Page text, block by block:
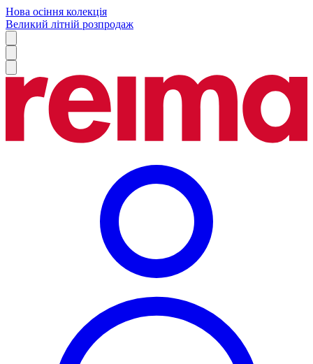
Нова осіння колекція
Великий літній розпродаж